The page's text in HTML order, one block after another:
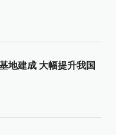
地建成 大幅提升我国